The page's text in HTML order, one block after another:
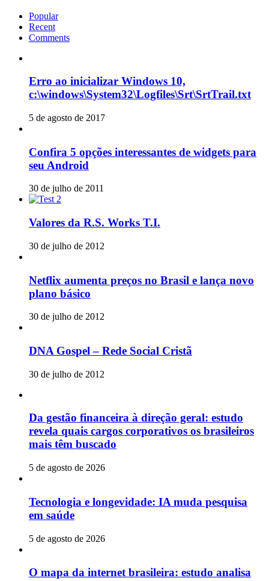
Popular
Recent
Comments
Erro ao inicializar Windows 10,
c:\windows\System32\Logfiles\Srt\SrtTrail.txt
5 de agosto de 2017
Confira 5 opções interessantes de widgets para
seu Android
30 de julho de 2011
Valores da R.S. Works T.I.
30 de julho de 2012
Netflix aumenta preços no Brasil e lança novo
plano básico
30 de julho de 2012
DNA Gospel – Rede Social Cristã
30 de julho de 2012
Da gestão financeira à direção geral: estudo
revela quais cargos corporativos os brasileiros
mais têm buscado
5 de agosto de 2026
Tecnologia e longevidade: IA muda pesquisa
em saúde
5 de agosto de 2026
O mapa da internet brasileira: estudo analisa